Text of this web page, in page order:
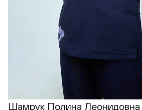
Шамрук Полина Леонидовна